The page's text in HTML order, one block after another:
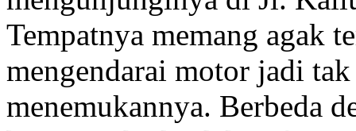
Tempatnya memang agak
mengendarai motor jadi
menemukannya. Berbeda